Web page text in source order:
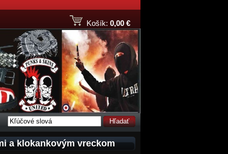
Košík: 0,00 €
Hľadať
a klokankovým vreckom